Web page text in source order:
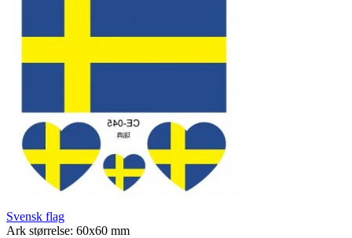
Svensk flag
Ark størrelse: 60x60 mm